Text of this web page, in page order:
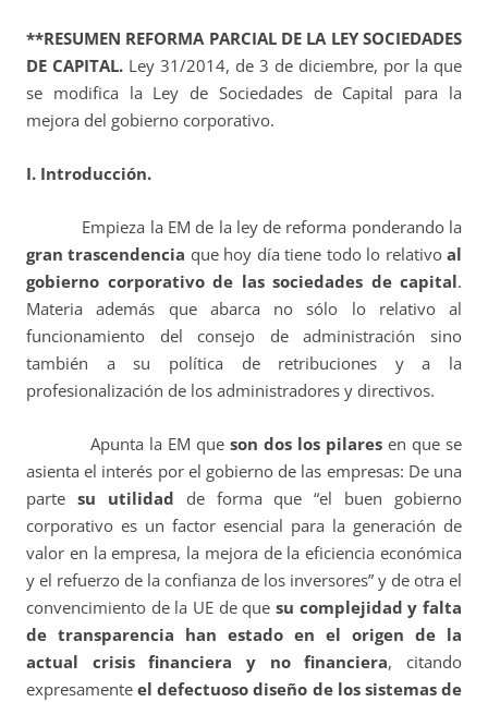
**RESUMEN REFORMA PARCIAL DE LA LEY SOCIEDADES
DE CAPITAL. Ley 31/2014, de 3 de diciembre, por la que
se modifica la Ley de Sociedades de Capital para la
mejora del gobierno corporativo.
I. Introducción.
Empieza la EM de la ley de reforma ponderando la
gran trascendencia que hoy día tiene todo lo relativoal
gobierno corporativo de las sociedades de capital.
Materia además que abarca no sólo lo relativo al
funcionamiento del consejo de administración sino
también a su política de retribuciones y a la
profesionalización de los administradores y directivos.
Apunta la EM queson dos los pilares en que se
asienta el interés por el gobierno de las empresas: De una
parte su utilidad de forma que “el buen gobierno
corporativo es un factor esencial para la generación de
valor en la empresa, la mejora de la eficiencia económica
y el refuerzo de la confianza de los inversores” y de otra el
convencimiento de la UE de que su complejidad y falta
de transparencia han estado en el origen de la
actual crisis financiera y no financiera, citando
expresamenteel defectuoso diseño de los sistemas de